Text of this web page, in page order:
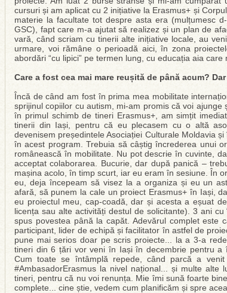
cursuri și am aplicat cu 2 inițiative la Erasmus+ și
materie la facultate tot despre asta era (mulțumesc
GSC), fapt care m-a ajutat să realizez și un plan de
vară, când scriam cu tinerii alte inițiative locale, au
urmare, voi rămâne o perioadă aici, în zona
abordări “cu lipici” pe termen lung, cu educația aia care
Care a fost cea mai mare reușită de până acum?
Încă de când am fost în prima mea mobilitate
sprijinul copiilor cu autism, mi-am promis că voi
în primul schimb de tineri Erasmus+, am simțit
tinerii din Iași, pentru că eu plecasem cu o altă
devenisem președintele Asociației Culturale Moldavia
în acest program. Trebuia să câștig încrederea unui
românească în mobilitate. Nu pot descrie în cuvinte,
acceptat colaborarea. Bucurie, dar după panică –
mașina acolo, în timp scurt, iar eu eram în sesiune. În
eu, deja începeam să visez la a organiza și eu un
afară, să punem la cale un proiect Erasmus+ în Iași,
eu proiectul meu, cap-coadă, dar și acesta a eșuat
licența sau alte activități destul de solicitante). 3 ani
spus povestea până la capăt. Adevărul complet
participant, lider de echipă și facilitator în astfel de
pune mai serios doar pe scris proiecte... la a 3-a
tineri din 6 țări vor veni în Iași în decembrie pentru a
Cum toate se întâmplă repede, când parcă a
#AmbasadorErasmus la nivel național... și multe
tineri, pentru că nu voi renunța. Mie îmi sună foarte
complete... cine știe, vedem cum planificăm și spre